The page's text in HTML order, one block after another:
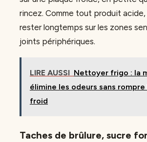
rincez. Comme tout produit
rester longtemps sur les zones
joints périphériques.
LIRE AUSSI Nettoyer frigo : la
élimine les odeurs sans rompre
froid
Taches de brûlure, sucre